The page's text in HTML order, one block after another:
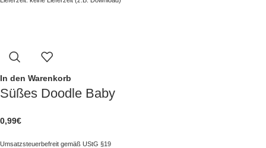
In den Warenkorb
Süßes Doodle Baby
0,99€
Umsatzsteuerbefreit gemäß UStG §19